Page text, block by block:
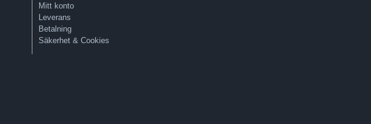
Mitt konto
Leverans
Betalning
Säkerhet & Cookies